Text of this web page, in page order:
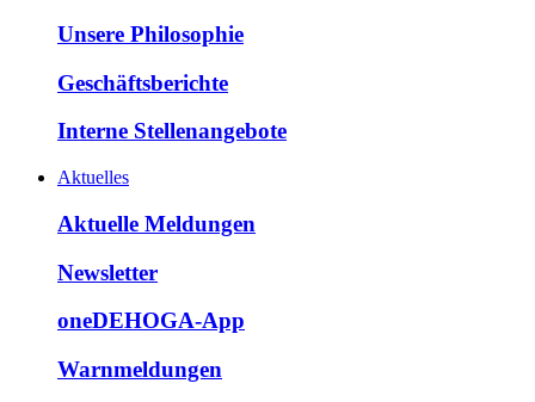
Unsere Philosophie
Geschäftsberichte
Interne Stellenangebote
Aktuelles
Aktuelle Meldungen
Newsletter
oneDEHOGA-App
Warnmeldungen